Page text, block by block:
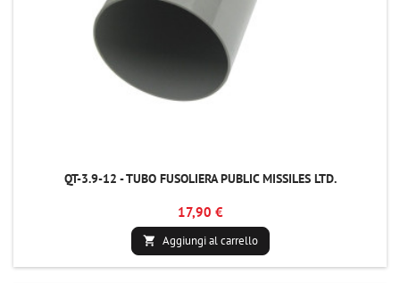
QT-3.9-12 - TUBO FUSOLIERA PUBLIC MISSILES LTD.
17,90 €
 Aggiungi al carrello